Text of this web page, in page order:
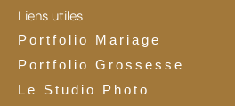
Liens utiles
Portfolio Mariage
Portfolio Grossesse
Le Studio Photo